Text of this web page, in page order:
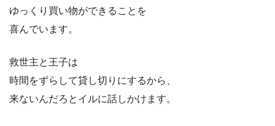
ゆっくり買い物ができることを
喜んでいます。
救世主と王子は
時間をずらして貸し切りにするから、
来ないんだろとイルに話しかけます。